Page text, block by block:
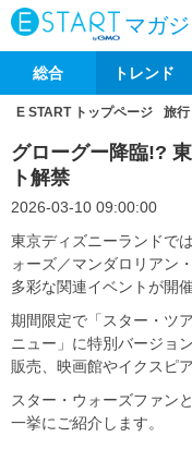
マガ
総合 トレンド
E START トップページ 旅行
グローグー降臨!?
ト解禁
2026-03-10 09:00:00
東京ディズニーランドで
ォーズ／マンダロリアン
多彩な関連イベントが開
期間限定で「スター・ツ
ニュー」に特別バージョ
販売、映画館やイクスピ
スター・ウォーズファン
一挙にご紹介します。